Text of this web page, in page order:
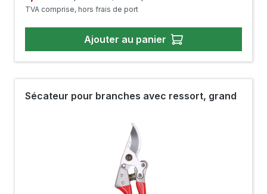
bonsaïs. Longueur : 200 mm
TVA comprise, hors frais de port
Ajouter au panier
Sécateur pour branches avec ressort, grand